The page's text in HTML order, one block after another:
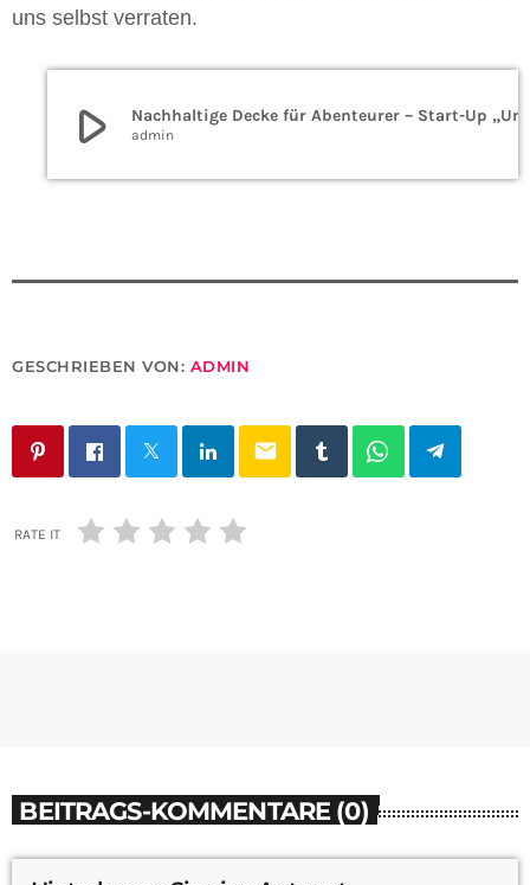
uns selbst verraten.
play_arrow admin
GESCHRIEBEN VON: ADMIN
email
RATE IT
BEITRAGS-KOMMENTARE (0)